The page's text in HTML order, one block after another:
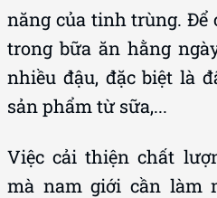
năng của tinh trùng. Để
trong bữa ăn hằng
nhiều đậu, đặc biệt là
sản phẩm từ sữa,...
Việc cải thiện chất
mà nam giới cần làm